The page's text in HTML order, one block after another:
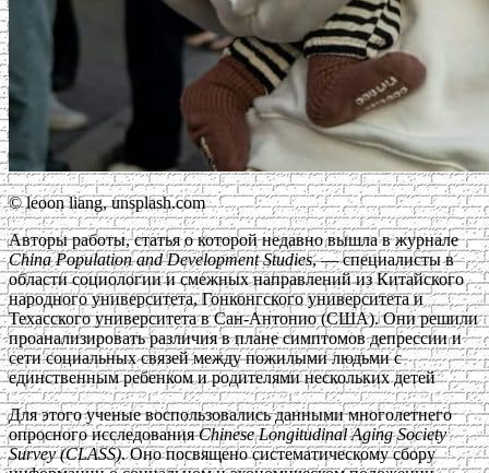
© leoon liang, unsplash.com
Авторы работы, статья о которой недавно вышла в журнале
China Population and Development Studies, — специалисты в
области социологии и смежных направлений из Китайского
народного университета, Гонконгского университета и
Техасского университета в Сан-Антонио (США). Они решили
проанализировать различия в плане симптомов депрессии и
сети социальных связей между пожилыми людьми с
единственным ребенком и родителями нескольких детей
Для этого ученые воспользовались данными многолетнего
опросного исследованияChinese Longitudinal Aging Society
Survey (CLASS). Оно посвящено систематическому сбору